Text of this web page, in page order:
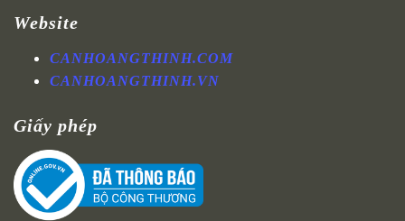
Website
CANHOANGTHINH.COM
CANHOANGTHINH.VN
Giấy phép